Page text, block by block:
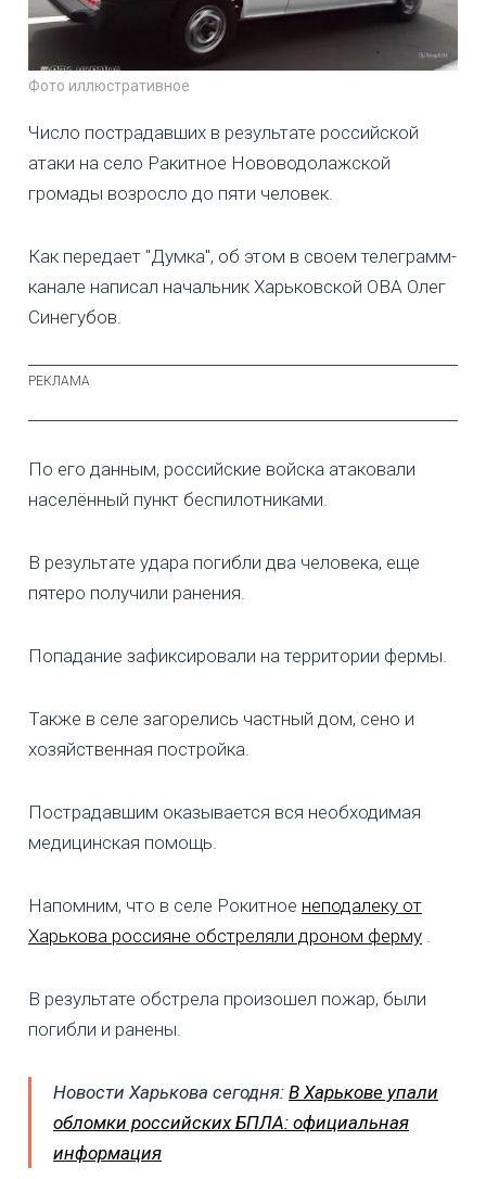
Фото иллюстративное
Число пострадавших в результате российской
атаки на село Ракитное Нововодолажской
громады возросло до пяти человек.
Как передает "Думка", об этом в своем телеграмм-
канале написал начальник Харьковской ОВА Олег
Синегубов.
По его данным, российские войска атаковали
населённый пункт беспилотниками.
В результате удара погибли два человека, еще
пятеро получили ранения.
Попадание зафиксировали на территории фермы.
Также в селе загорелись частный дом, сено и
хозяйственная постройка.
Пострадавшим оказывается вся необходимая
медицинская помощь.
Напомним, что в селе Рокитное неподалеку от
Харькова россияне обстреляли дроном ферму
В результате обстрела произошел пожар, были
погибли и ранены.
Новости Харькова сегодня: В Харькове упали
обломки российских БПЛА: официальная
информация